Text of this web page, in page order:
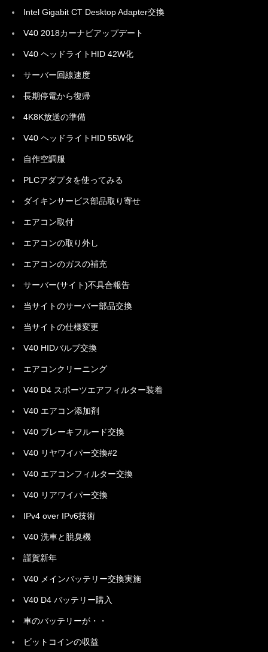
Intel Gigabit CT Desktop Adapter交換
V40 2018カーナビアップデート
V40 ヘッドライトHID 42W化
サーバー回線速度
長期停電から復帰
4K8K放送の準備
V40 ヘッドライトHID 55W化
自作空調服
PLCアダプタを使ってみる
ダイキンサービス部品取り寄せ
エアコン取付
エアコンの取り外し
エアコンのガスの補充
サーバー(サイト)不具合報告
当サイトのサーバー部品交換
当サイトの仕様変更
V40 HIDバルブ交換
エアコンクリーニング
V40 D4 スポーツエアフィルター装着
V40 エアコン添加剤
V40 ブレーキフルード交換
V40 リヤワイパー交換#2
V40 エアコンフィルター交換
V40 リアワイパー交換
IPv4 over IPv6技術
V40 洗車と脱臭機
謹賀新年
V40 メインバッテリー交換実施
V40 D4 バッテリー購入
車のバッテリーが・・
ビットコインの収益